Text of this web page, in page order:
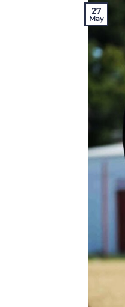
27
May